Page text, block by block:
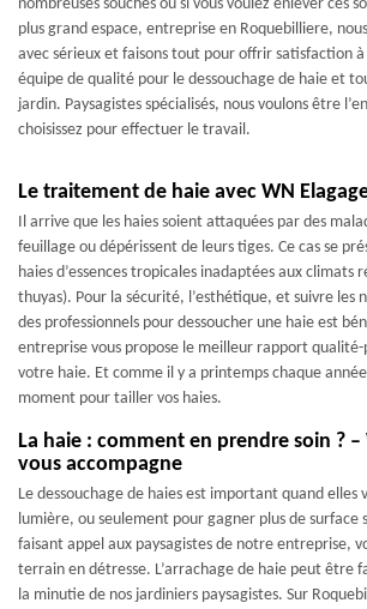
nombreuses souches ou si vous voulez enlever ces
plus grand espace, entreprise en Roquebilliere,
avec sérieux et faisons tout pour offrir satisfaction
équipe de qualité pour le dessouchage de haie et
jardin. Paysagistes spécialisés, nous voulons être
choisissez pour effectuer le travail.
Le traitement de haie avec WN
Il arrive que les haies soient attaquées par des
feuillage ou dépérissent de leurs tiges. Ce cas se
haies d’essences tropicales inadaptées aux climats
thuyas). Pour la sécurité, l’esthétique, et suivre les
des professionnels pour dessoucher une haie est
entreprise vous propose le meilleur rapport qualité-
votre haie. Et comme il y a printemps chaque
moment pour tailler vos haies.
La haie : comment en prendre soin ? –
vous accompagne
Le dessouchage de haies est important quand elles
lumière, ou seulement pour gagner plus de surface
faisant appel aux paysagistes de notre entreprise,
terrain en détresse. L’arrachage de haie peut être
la minutie de nos jardiniers paysagistes. Sur